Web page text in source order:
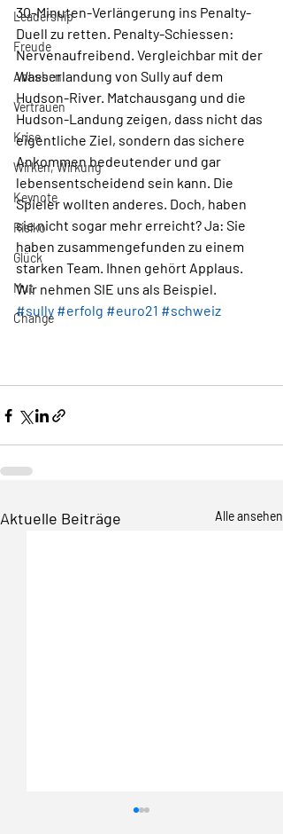
Leadership
Freude
Abheben
Vertrauen
Krise
Wirken, Wirkung
Keynote
Risiko
Glück
Mut
Change
30-Minuten-Verlängerung ins Penalty-
Duell zu retten. Penalty-Schiessen:
Nervenaufreibend. Vergleichbar mit der
Wasserlandung von Sully auf dem
Hudson-River. Matchausgang und die
Hudson-Landung zeigen, dass nicht das
eigentliche Ziel, sondern das sichere
Ankommen bedeutender und gar
lebensentscheidend sein kann. Die
Spieler wollten anderes. Doch, haben
sie nicht sogar mehr erreicht? Ja: Sie
haben zusammengefunden zu einem
starken Team. Ihnen gehört Applaus.
Wir nehmen SIE uns als Beispiel.
#sully #erfolg #euro21 #schweiz
Aktuelle Beiträge Alle ansehen